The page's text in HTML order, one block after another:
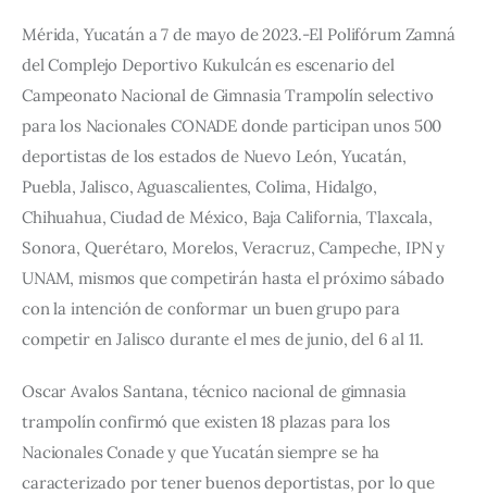
Mérida, Yucatán a 7 de mayo de 2023.-El Polifórum Zamná
del Complejo Deportivo Kukulcán es escenario del
Campeonato Nacional de Gimnasia Trampolín selectivo
para los Nacionales CONADE donde participan unos 500
deportistas de los estados de Nuevo León, Yucatán,
Puebla, Jalisco, Aguascalientes, Colima, Hidalgo,
Chihuahua, Ciudad de México, Baja California, Tlaxcala,
Sonora, Querétaro, Morelos, Veracruz, Campeche, IPN y
UNAM, mismos que competirán hasta el próximo sábado
con la intención de conformar un buen grupo para
competir en Jalisco durante el mes de junio, del 6 al 11.
Oscar Avalos Santana, técnico nacional de gimnasia
trampolín confirmó que existen 18 plazas para los
Nacionales Conade y que Yucatán siempre se ha
caracterizado por tener buenos deportistas, por lo que